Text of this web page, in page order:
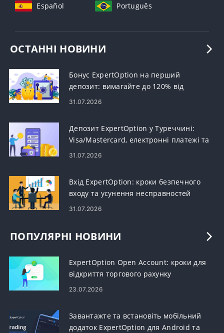
Español Português
ОСТАННІ НОВИНИ
Бонус ExpertOption на перший
депозит: вимагайте до 120% від
вашого депозиту
31.07.2026
Депозит ExpertOption у Туреччині:
Visa/Mastercard, електронні платежі та
криптовалюта
31.07.2026
Вхід ExpertOption: кроки безпечного
входу та усунення несправностей
31.07.2026
ПОПУЛЯРНІ НОВИНИ
ExpertOption Open Account: кроки для
відкриття торгового рахунку
23.07.2026
Завантажте та встановіть мобільний
додаток ExpertOption для Android та